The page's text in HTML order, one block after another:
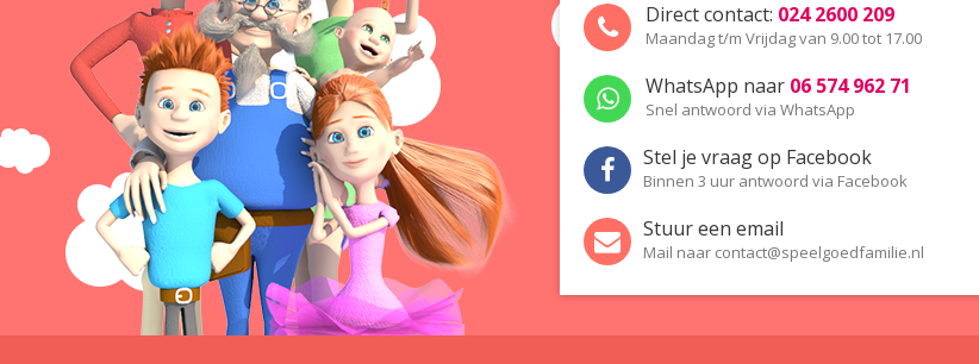
Direct contact: 024 2600 209
Maandag t/m Vrijdag van 9.00 tot 17.00
WhatsApp naar 06 574 962 71
Snel antwoord via WhatsApp
Stel je vraag op Facebook
Binnen 3 uur antwoord via Facebook
Stuur een email
Mail naar contact@speelgoedfamilie.nl